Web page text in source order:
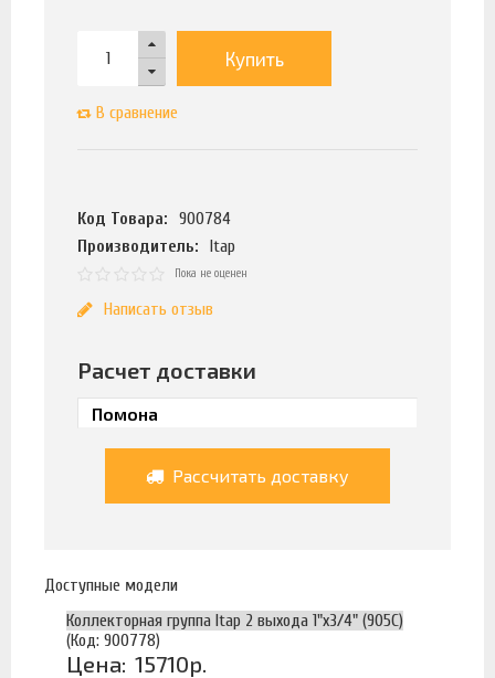
Купить
В сравнение
Код Товара:
900784
Производитель:
Itap
Пока не оценен
Написать отзыв
Расчет доставки
Рассчитать доставку
Доступные модели
Коллекторная группа Itap 2 выхода 1"х3/4" (905C)
(Код: 900778)
Цена: 15710р.